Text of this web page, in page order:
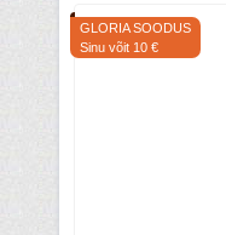
GLORIA SOODUS
Sinu võit 10 €